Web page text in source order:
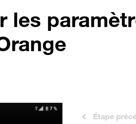
les
Étape